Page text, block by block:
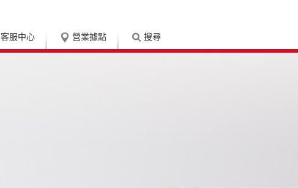
客服中心 營業據點 搜尋